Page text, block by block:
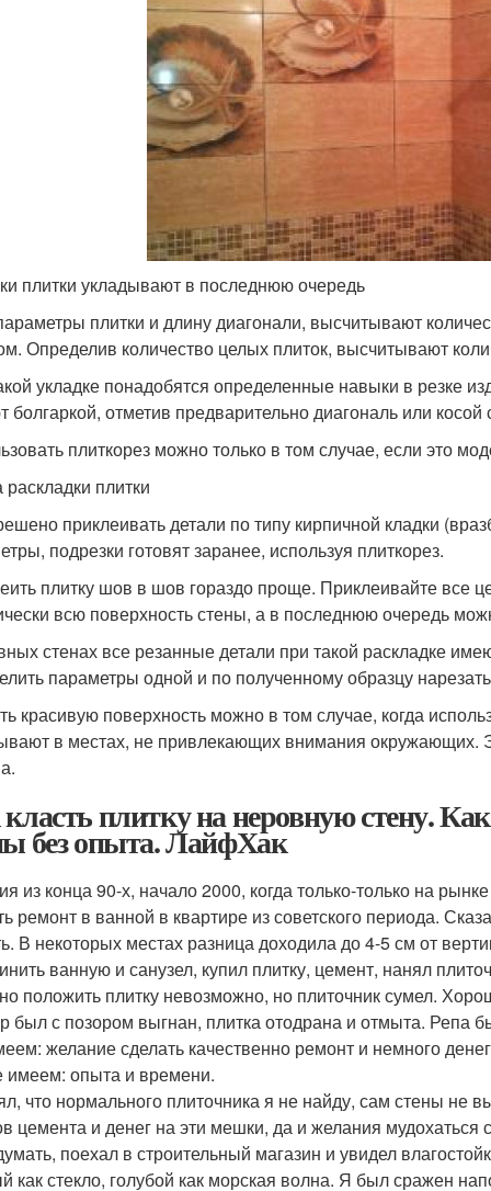
плитки укладывают в последнюю очередь
плитки и длину диагонали, высчитывают
Определив количество целых плиток, высчитывают
укладке понадобятся определенные навыки в резке
болгаркой, отметив предварительно диагональ или косой
плиткорез можно только в том случае, если это
плитки
приклеивать детали по типу кирпичной кладки
подрезки готовят заранее, используя плиткорез.
плитку шов в шов гораздо проще. Приклеивайте все
всю поверхность стены, а в последнюю очередь
стенах все резанные детали при такой раскладке
параметры одной и по полученному образцу
красивую поверхность можно в том случае, когда
в местах, не привлекающих внимания окружающих.
плитку на неровную стену.
без опыта. ЛайфХак
из конца 90-х, начало 2000, когда только-только на
ремонт в ванной в квартире из советского периода.
В некоторых местах разница доходила до 4-5 см от
ванную и санузел, купил плитку, цемент, нанял
положить плитку невозможно, но плиточник сумел.
был с позором выгнан, плитка отодрана и отмыта. Репа
желание сделать качественно ремонт и немного
имеем: опыта и времени.
что нормального плиточника я не найду, сам стены не
цемента и денег на эти мешки, да и желания мудохаться
поехал в строительный магазин и увидел
как стекло, голубой как морская волна. Я был сражен